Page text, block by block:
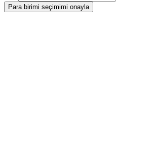
Para birimi seçimimi onayla